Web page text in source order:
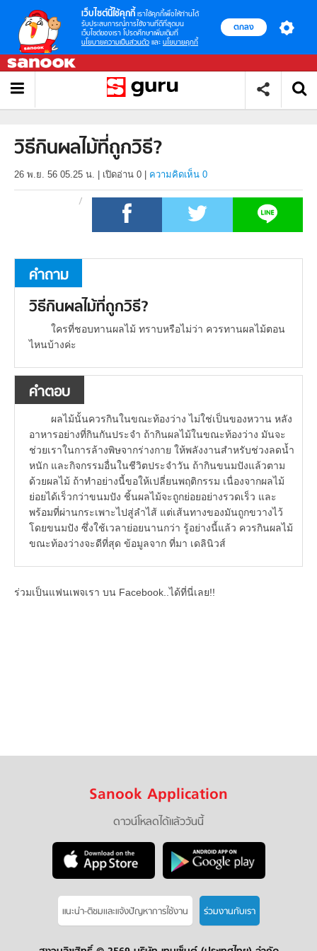
เว็บไซต์นี้ใช้คุกกี้ เราใช้คุกกี้เพื่อให้ท่านได้
รับประสบการณ์การใช้งานที่ดีที่สุดบน
เว็บไซต์ของเรา โปรดศึกษาเพิ่มเติมที่
นโยบายความเป็นส่วนตัว และ นโยบายคุกกี้
ตกลง
วิธีกินผลไม้ที่ถูกวิธี?
26 พ.ย. 56 05.25 น. เปิดอ่าน 0 ความคิดเห็น 0
คำถาม
วิธีกินผลไม้ที่ถูกวิธี?
ใครที่ชอบทานผลไม้ ทราบหรือไม่ว่า ควรทานผลไม้ตอน
ไหนบ้างค่ะ
คำตอบ
ผลไม้นั้นควรกินในขณะท้องว่าง ไม่ใช่เป็นของหวาน หลัง
อาหารอย่างที่กินกันประจำ ถ้ากินผลไม้ในขณะท้องว่าง มันจะ
ช่วยเราในการล้างพิษจากร่างกาย ให้พลังงานสำหรับช่วงลดน้ำ
หนัก และกิจกรรมอื่นในชีวิตประจำวัน ถ้ากินขนมปังแล้วตาม
ด้วยผลไม้ ถ้าทำอย่างนี้ขอให้เปลี่ยนพฤติกรรม เนื่องจากผลไม้
ย่อยได้เร็วกว่าขนมปัง ชิ้นผลไม้จะถูกย่อยอย่างรวดเร็ว และ
พร้อมที่ผ่านกระเพาะไปสู่ลำไส้ แต่เส้นทางของมันถูกขวางไว้
โดยขนมปัง ซึ่งใช้เวลาย่อยนานกว่า รู้อย่างนี้แล้ว ควรกินผลไม้
ขณะท้องว่างจะดีที่สุด ข้อมูลจาก ที่มา เดลินิวส์
ร่วมเป็นแฟนเพจเรา บน Facebook..ได้ที่นี่เลย!!
Sanook Application
ดาวน์โหลดได้แล้ววันนี้
แนะนำ-ติชมเเละแจ้งปัญหาการใช้งาน ร่วมงานกับเรา